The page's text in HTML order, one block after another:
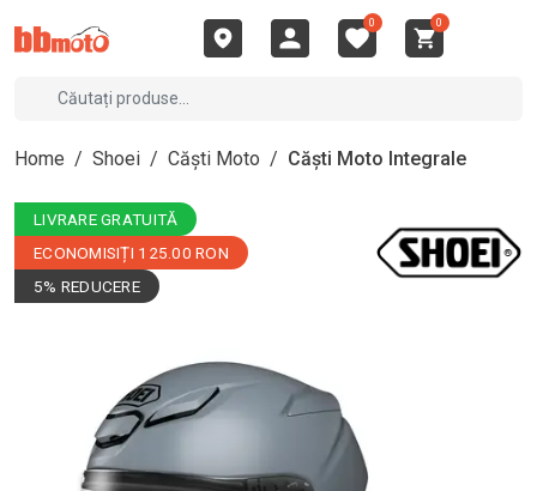
0 0
Home / Shoei / Căști Moto / Căști Moto Integrale
LIVRARE GRATUITĂ
ECONOMISIȚI 125.00 RON
5% REDUCERE